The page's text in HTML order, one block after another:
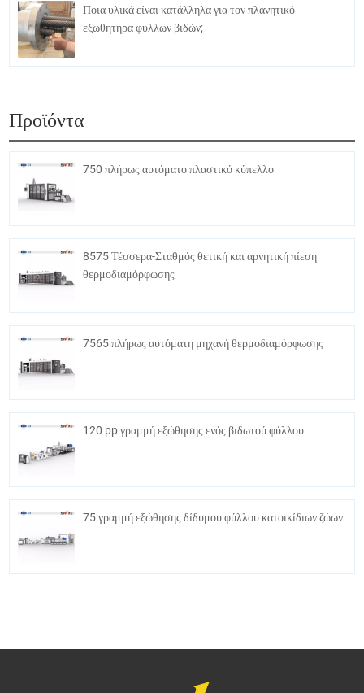
Ποια υλικά είναι κατάλληλα για τον πλανητικό
εξωθητήρα φύλλων βιδών;
Προϊόντα
750 πλήρως αυτόματο πλαστικό κύπελλο
8575 Τέσσερα-Σταθμός θετική και αρνητική πίεση
θερμοδιαμόρφωσης
7565 πλήρως αυτόματη μηχανή θερμοδιαμόρφωσης
120 pp γραμμή εξώθησης ενός βιδωτού φύλλου
75 γραμμή εξώθησης δίδυμου φύλλου κατοικίδιων ζώων